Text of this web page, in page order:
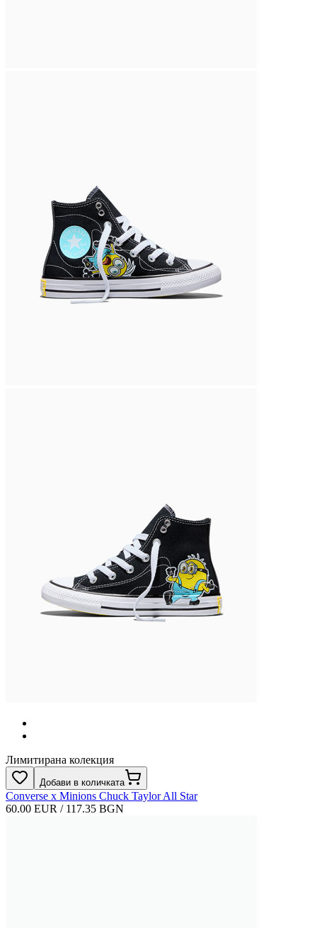
Лимитирана колекция
Добави в количката
Converse x Minions Chuck Taylor All Star
60.00 EUR / 117.35 BGN